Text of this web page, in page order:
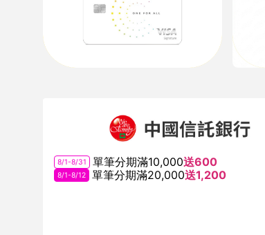
8/1-8/31 單筆分期滿10,000送600
8/1-8/12 單筆分期滿20,000送1,200